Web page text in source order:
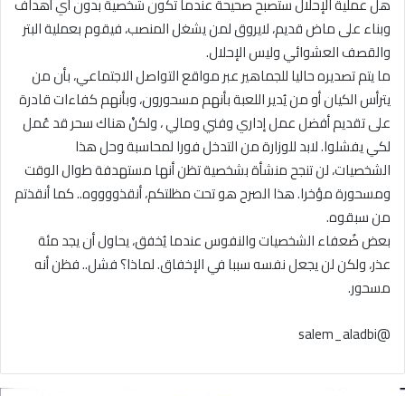
وبناء على ماض قديم، لايروق لمن يشغل المنصب، فيقوم بعملية البتر
والقصف العشوائي وليس الإحلال.
ما يتم تصديره حاليا للجماهير عبر مواقع التواصل الاجتماعي، بأن من
يترأس الكيان أو من يُدير اللعبة بأنهم مسحورون، وبأنهم كفاءات قادرة
على تقديم أفضل عمل إداري وفني ومالي ، ولكنْ هناك سحر قد عُمل
لكي يفشلوا. لابد للوزارة من التدخل فورا لمحاسبة وحل هذا
الشخصيات، لن تنجح منشأة بشخصية تظن أنها مستهدفة طوال الوقت
ومسحورة مؤخرا. هذا الصرح هو تحت مظلتكم، أنقذووووه.. كما أنقذتم
من سبقوه.
بعض ضُعفاء الشخصيات والنفوس عندما يُخفق، يحاول أن يجد مئة
عذر، ولكن لن يجعل نفسه سببا في الإخفاق. لماذا؟ فشل.. فظن أنه
مسحور.
@salem_aladbi